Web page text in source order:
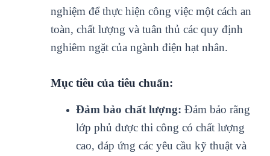
nghiệm để thực hiện công việc một cách an
toàn, chất lượng và tuân thủ các quy định
nghiêm ngặt của ngành điện hạt nhân.
Mục tiêu của tiêu chuẩn:
Đảm bảo chất lượng: Đảm bảo rằng
lớp phủ được thi công có chất lượng
cao, đáp ứng các yêu cầu kỹ thuật và